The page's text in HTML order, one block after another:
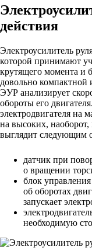
действия
Электроусилитель
которой принимают
крутящего момента и
довольно
ЭУР анализирует
обороты его
электродвигателя на
на высоких,
выглядит следующим
датчик при
о вращении
блок
об оборотах
запускает
необходимую